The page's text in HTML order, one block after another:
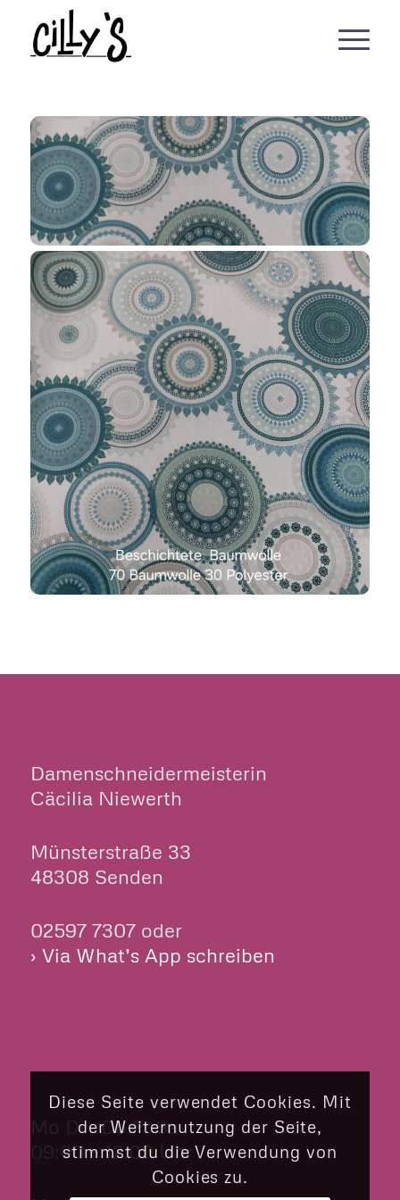
Damenschneidermeisterin
Cäcilia Niewerth
Münsterstraße 33
48308 Senden
02597 7307 oder
› Via What’s App schreiben
ÖFFNUNGSZEITEN
Mo Di Do Fr Sa
09:00 – 12:00 Uhr
Diese Seite verwendet Cookies. Mit
der Weiternutzung der Seite,
stimmst du die Verwendung von
Cookies zu.